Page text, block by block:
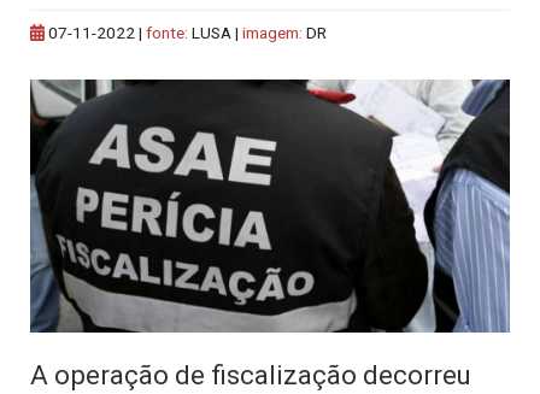
07-11-2022 | fonte: LUSA | imagem: DR
A operação de fiscalização decorreu